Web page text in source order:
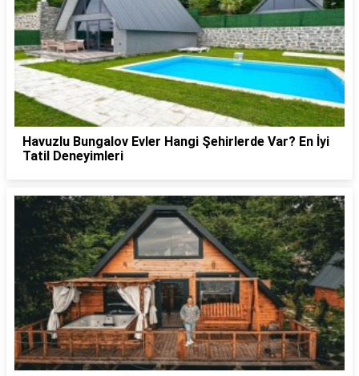
Havuzlu Bungalov Evler Hangi Şehirlerde Var? En İyi
Tatil Deneyimleri